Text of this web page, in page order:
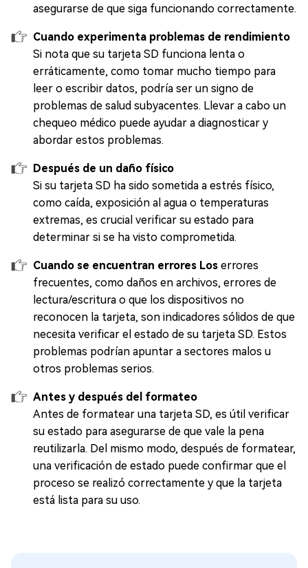
asegurarse de que siga funcionando correctamente.
Cuando experimenta problemas de rendimiento
Si nota que su tarjeta SD funciona lenta o
erráticamente, como tomar mucho tiempo para
leer o escribir datos, podría ser un signo de
problemas de salud subyacentes. Llevar a cabo un
chequeo médico puede ayudar a diagnosticar y
abordar estos problemas.
Después de un daño físico
Si su tarjeta SD ha sido sometida a estrés físico,
como caída, exposición al agua o temperaturas
extremas, es crucial verificar su estado para
determinar si se ha visto comprometida.
Cuando se encuentran errores Los errores
frecuentes, como daños en archivos, errores de
lectura/escritura o que los dispositivos no
reconocen la tarjeta, son indicadores sólidos de que
necesita verificar el estado de su tarjeta SD. Estos
problemas podrían apuntar a sectores malos u
otros problemas serios.
Antes y después del formateo
Antes de formatear una tarjeta SD, es útil verificar
su estado para asegurarse de que vale la pena
reutilizarla. Del mismo modo, después de formatear,
una verificación de estado puede confirmar que el
proceso se realizó correctamente y que la tarjeta
está lista para su uso.